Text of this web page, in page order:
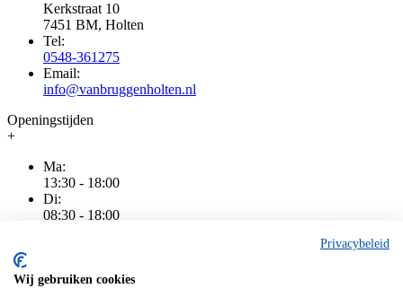
Privacybeleid
Wij gebruiken cookies
Kerkstraat 10
7451 BM, Holten
Tel:
0548-361275
Email:
info@vanbruggenholten.nl
Openingstijden
+
Ma:
13:30 - 18:00
Di:
08:30 - 18:00
08:30 - 20:00